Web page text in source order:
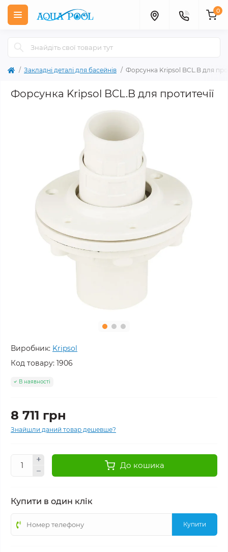
0
Закладні деталі для басейнів Форсунка Kripsol BCL.B для
Форсунка Kripsol BCL.B для протитечії
Виробник: Kripsol
Код товару: 1906
В наявності
8 711 грн
Знайшли даний товар дешевше?
До кошика
Купити в один клік
Купити